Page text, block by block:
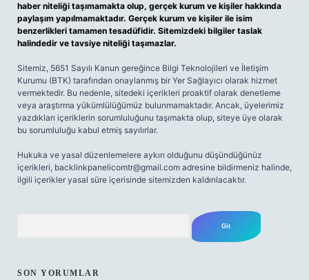
haber niteliği taşımamakta olup, gerçek kurum ve kişiler hakkında
paylaşım yapılmamaktadır. Gerçek kurum ve kişiler ile isim
benzerlikleri tamamen tesadüfidir. Sitemizdeki bilgiler taslak
halindedir ve tavsiye niteliği taşımazlar.
Sitemiz, 5651 Sayılı Kanun gereğince Bilgi Teknolojileri ve İletişim
Kurumu (BTK) tarafından onaylanmış bir Yer Sağlayıcı olarak hizmet
vermektedir. Bu nedenle, sitedeki içerikleri proaktif olarak denetleme
veya araştırma yükümlülüğümüz bulunmamaktadır. Ancak, üyelerimiz
yazdıkları içeriklerin sorumluluğunu taşımakta olup, siteye üye olarak
bu sorumluluğu kabul etmiş sayılırlar.
Hukuka ve yasal düzenlemelere aykırı olduğunu düşündüğünüz
içerikleri, backlinkpanelicomtr@gmail.com adresine bildirmeniz halinde,
ilgili içerikler yasal süre içerisinde sitemizden kaldırılacaktır.
SON YORUMLAR